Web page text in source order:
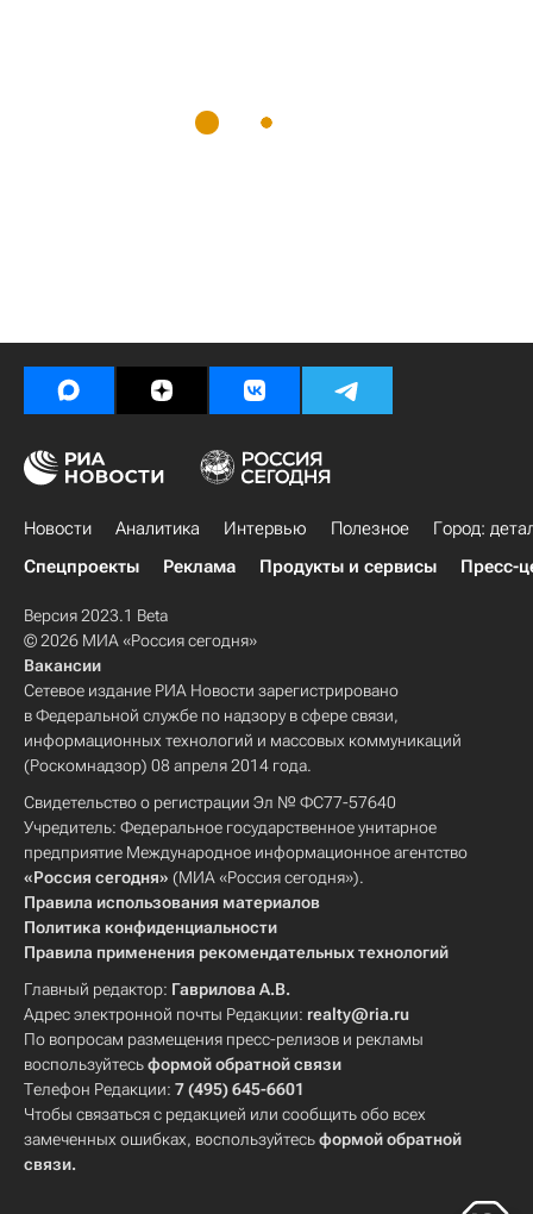
Новости Аналитика Интервью Полезное
Город:
Спецпроекты
Реклама Продукты и сервисы Пресс-
Версия 2023.1 Beta
© 2026 МИА «Россия сегодня»
Вакансии
Сетевое издание РИА Новости зарегистрировано
в Федеральной службе по надзору в сфере связи,
информационных технологий и массовых коммуникаций
(Роскомнадзор) 08 апреля 2014 года.
Свидетельство о регистрации Эл № ФС77-57640
Учредитель: Федеральное государственное унитарное
предприятие Международное информационное агентство
«Россия сегодня» (МИА «Россия сегодня»).
Правила использования материалов
Политика конфиденциальности
Правила применения рекомендательных технологий
Главный редактор: Гаврилова А.В.
Адрес электронной почты Редакции: realty@ria.ru
По вопросам размещения пресс-релизов и рекламы
воспользуйтесьформой обратной связи
Телефон Редакции: 7 (495) 645-6601
Чтобы связаться с редакцией или сообщить обо всех
замеченных ошибках, воспользуйтесьформой обратной
связи.